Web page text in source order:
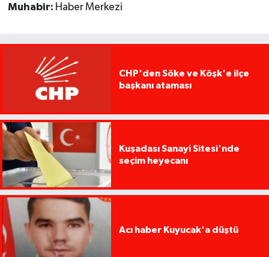
Muhabir: Haber Merkezi
CHP'den Söke ve Köşk'e ilçe
başkanı ataması
Kuşadası Sanayi Sitesi'nde
seçim heyecanı
Acı haber Kuyucak'a düştü